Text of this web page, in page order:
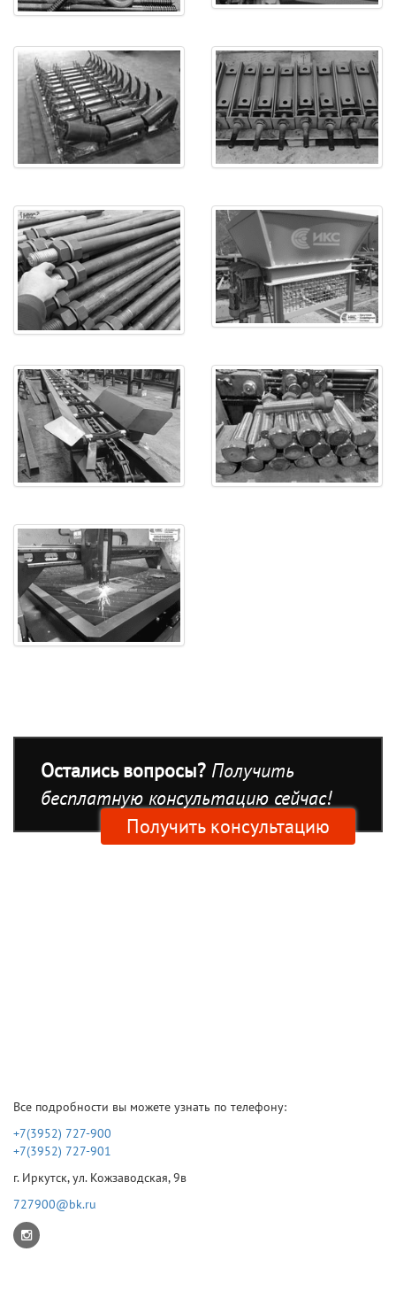
Остались вопросы? Получить
бесплатную консультацию сейчас!
Получить консультацию
Все подробности вы можете узнать по телефону:
+7(3952) 727-900
+7(3952) 727-901
г. Иркутск, ул. Кожзаводская, 9в
727900@bk.ru